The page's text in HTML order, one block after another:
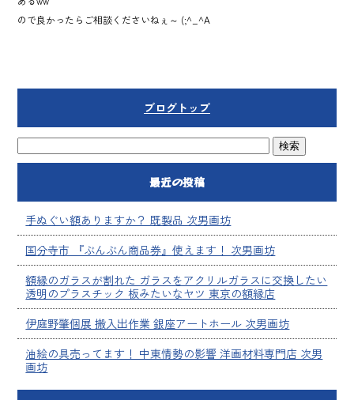
ので良かったらご相談くださいねぇ～ (;^_^A
ブログトップ
最近の投稿
手ぬぐい額ありますか？ 既製品 次男画坊
国分寺市 『ぶんぶん商品券』使えます！ 次男画坊
額縁のガラスが割れた ガラスをアクリルガラスに交換したい
透明のプラスチック 板みたいなヤツ 東京の額縁店
伊庭野肇個展 搬入出作業 銀座アートホール 次男画坊
油絵の具売ってます！ 中東情勢の影響 洋画材料専門店 次男
画坊